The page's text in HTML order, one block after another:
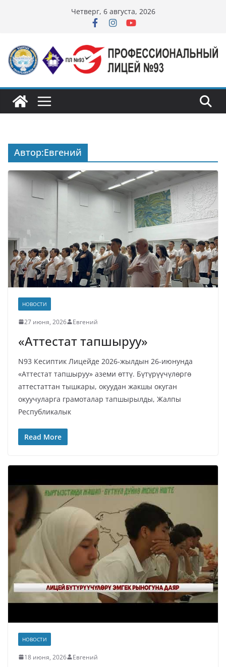
Четверг, 6 августа, 2026
Автор:Евгений
НОВОСТИ
27 июня, 2026 Евгений
«Аттестат тапшыруу»
N93 Кесиптик Лицейде 2026-жылдын 26-июнунда
«Аттестат тапшыруу» аземи өттү. Бүтүрүүчүлөргө
аттестаттан тышкары, окуудан жакшы окуган
окуучуларга грамоталар тапшырылды, Жалпы
Республикалык
Read More
НОВОСТИ
18 июня, 2026 Евгений